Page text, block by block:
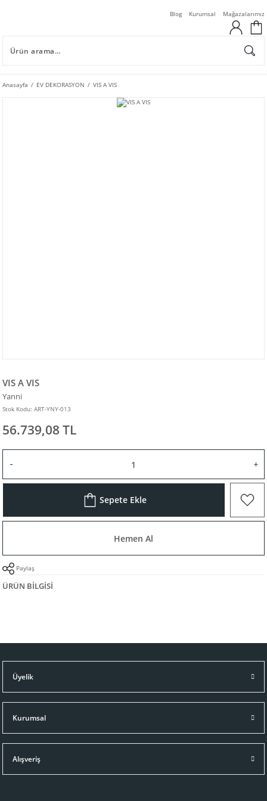
Blog Kurumsal Mağazalarımız
Anasayfa EV DEKORASYON VIS A VIS
VIS A VIS
Yanni
Stok Kodu: ART-YNY-013
56.739,08 TL
Sepete Ekle
Hemen Al
Paylaş
ÜRÜN BILGISI
Üyelik
Kurumsal
Alışveriş